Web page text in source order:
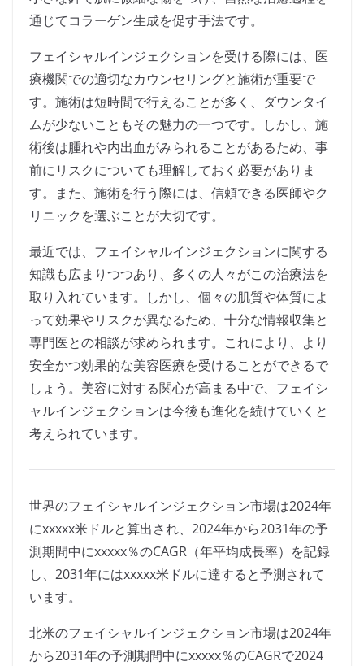
通じてコラーゲン生成を促す手法です。
フェイシャルインジェクションを受ける際には、医
療機関での適切なカウンセリングと施術が重要で
す。施術は短時間で行えることが多く、ダウンタイ
ムが少ないこともその魅力の一つです。しかし、施
術後は腫れや内出血がみられることがあるため、事
前にリスクについても理解しておく必要がありま
す。また、施術を行う際には、信頼できる医師やク
リニックを選ぶことが大切です。
最近では、フェイシャルインジェクションに関する
知識も広まりつつあり、多くの人々がこの治療法を
取り入れています。しかし、個々の肌質や体質によ
って効果やリスクが異なるため、十分な情報収集と
専門医との相談が求められます。これにより、より
安全かつ効果的な美容医療を受けることができるで
しょう。美容に対する関心が高まる中で、フェイシ
ャルインジェクションは今後も進化を続けていくと
考えられています。
世界のフェイシャルインジェクション市場は2024年
にxxxxx米ドルと算出され、2024年から2031年の予
測期間中にxxxxx％のCAGR（年平均成長率）を記録
し、2031年にはxxxxx米ドルに達すると予測されて
います。
北米のフェイシャルインジェクション市場は2024年
から2031年の予測期間中にxxxxx％のCAGRで2024